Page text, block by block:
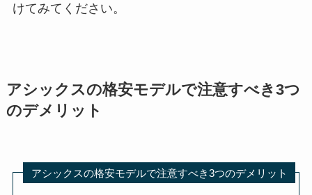
けてみてください。
アシックスの格安モデルで注意すべき3つ
のデメリット
アシックスの格安モデルで注意すべき3つのデメリット